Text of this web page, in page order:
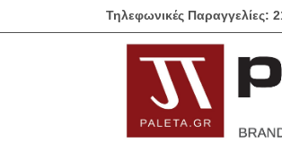
Τηλεφωνικές Παραγγελίες: